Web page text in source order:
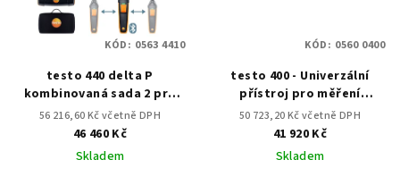
testo 440 delta P
kombinovaná sada 2 pro
měření proudění s BT
56 216,60 Kč včetně DPH
46 460 Kč
Skladem
KÓD: 0563 4410
testo 400 - Univerzální
přístroj pro měření
klimatických veličin
50 723,20 Kč včetně DPH
41 920 Kč
Skladem
KÓD: 0560 0400